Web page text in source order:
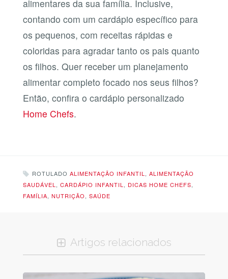
alimentares da sua família. Inclusive,
contando com um cardápio específico para
os pequenos, com receitas rápidas e
coloridas para agradar tanto os pais quanto
os filhos. Quer receber um planejamento
alimentar completo focado nos seus filhos?
Então, confira o cardápio personalizado
Home Chefs.
ROTULADO ALIMENTAÇÃO INFANTIL , ALIMENTAÇÃO
SAUDÁVEL , CARDÁPIO INFANTIL , DICAS HOME CHEFS,
FAMÍLIA, NUTRIÇÃO, SAÚDE
Artigos relacionados